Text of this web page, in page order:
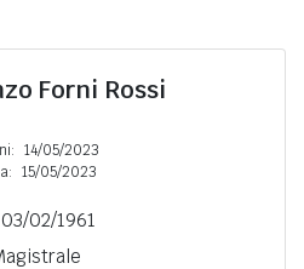
Forni Rossi
14/05/2023
15/05/2023
02/1961